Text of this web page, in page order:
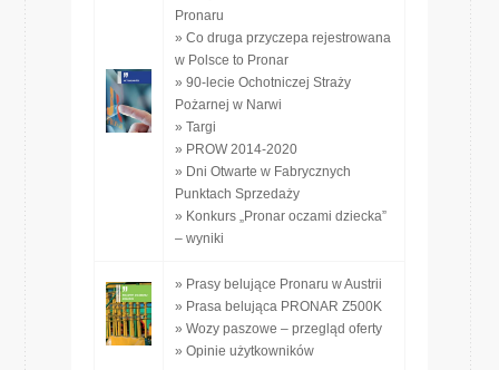
Pronaru
» Co druga przyczepa rejestrowana
w Polsce to Pronar
» 90-lecie Ochotniczej Straży
Pożarnej w Narwi
» Targi
» PROW 2014-2020
» Dni Otwarte w Fabrycznych
Punktach Sprzedaży
» Konkurs „Pronar oczami dziecka”
– wyniki
» Prasy belujące Pronaru w Austrii
» Prasa belująca PRONAR Z500K
» Wozy paszowe – przegląd oferty
» Opinie użytkowników